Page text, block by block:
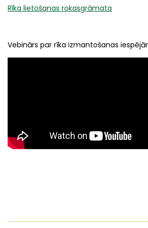
Rīka lietošanas rokasgrāmata
Vebinārs par rīka izmantošanas